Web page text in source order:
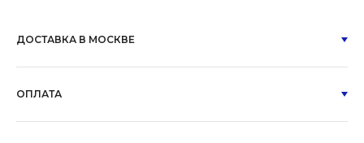
ДОСТАВКА В МОСКВЕ
ОПЛАТА